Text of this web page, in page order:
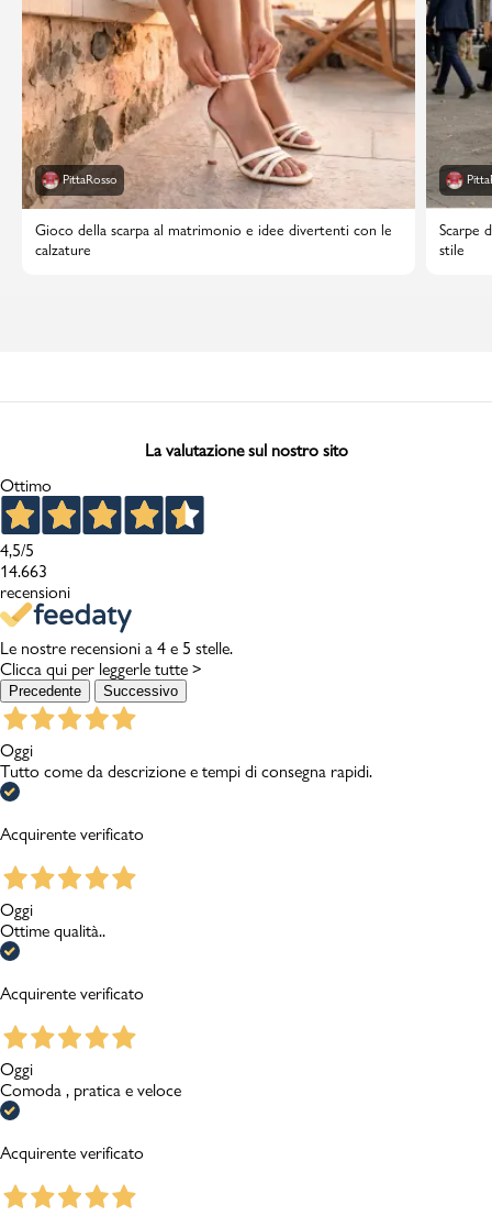
PittaRosso
Gioco della scarpa al matrimonio e idee divertenti con le
calzature
Scarpe
stile
La valutazione sul nostro sito
Ottimo
4,5/5
14.663
recensioni
Le nostre recensioni a 4 e 5 stelle.
Clicca qui per leggerle tutte >
Precedente Successivo
Oggi
Tutto come da descrizione e tempi di consegna rapidi.
Acquirente verificato
Oggi
Ottime qualità..
Acquirente verificato
Oggi
Comoda , pratica e veloce
Acquirente verificato